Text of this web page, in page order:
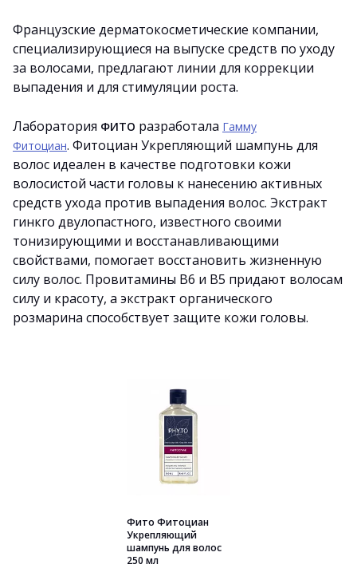
Французские дерматокосметические компании,
специализирующиеся на выпуске средств по уходу
за волосами, предлагают линии для коррекции
выпадения и для стимуляции роста.
Лаборатория ФИТО разработала Гамму
Фитоциан. Фитоциан Укрепляющий шампунь для
волос идеален в качестве подготовки кожи
волосистой части головы к нанесению активных
средств ухода против выпадения волос. Экстракт
гинкго двулопастного, известного своими
тонизирующими и восстанавливающими
свойствами, помогает восстановить жизненную
силу волос. Провитамины B6 и B5 придают волосам
силу и красоту, а экстракт органического
розмарина способствует защите кожи головы.
Фито Фитоциан
Укрепляющий
шампунь для волос
250 мл